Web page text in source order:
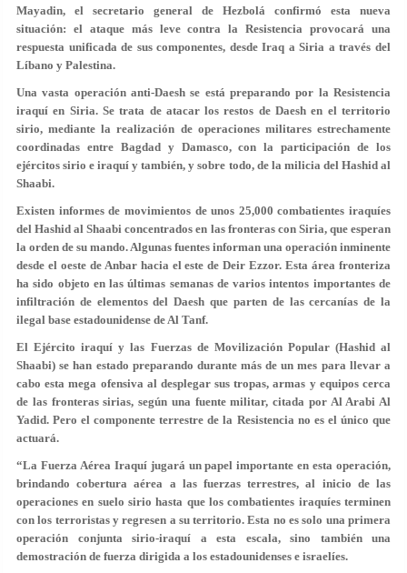
Mayadin, el secretario general de Hezbolá confirmó esta nueva
situación: el ataque más leve contra la Resistencia provocará una
respuesta unificada de sus componentes, desde Iraq a Siria a través del
Líbano y Palestina.
Una vasta operación anti-Daesh se está preparando por la Resistencia
iraquí en Siria. Se trata de atacar los restos de Daesh en el territorio
sirio, mediante la realización de operaciones militares estrechamente
coordinadas entre Bagdad y Damasco, con la participación de los
ejércitos sirio e iraquí y también, y sobre todo, de la milicia del Hashid al
Shaabi.
Existen informes de movimientos de unos 25,000 combatientes iraquíes
del Hashid al Shaabi concentrados en las fronteras con Siria, que esperan
la orden de su mando. Algunas fuentes informan una operación inminente
desde el oeste de Anbar hacia el este de Deir Ezzor. Esta área fronteriza
ha sido objeto en las últimas semanas de varios intentos importantes de
infiltración de elementos del Daesh que parten de las cercanías de la
ilegal base estadounidense de Al Tanf.
El Ejército iraquí y las Fuerzas de Movilización Popular (Hashid al
Shaabi) se han estado preparando durante más de un mes para llevar a
cabo esta mega ofensiva al desplegar sus tropas, armas y equipos cerca
de las fronteras sirias, según una fuente militar, citada por Al Arabi Al
Yadid. Pero el componente terrestre de la Resistencia no es el único que
actuará.
“La Fuerza Aérea Iraquí jugará un papel importante en esta operación,
brindando cobertura aérea a las fuerzas terrestres, al inicio de las
operaciones en suelo sirio hasta que los combatientes iraquíes terminen
con los terroristas y regresen a su territorio. Esta no es solo una primera
operación conjunta sirio-iraquí a esta escala, sino también una
demostración de fuerza dirigida a los estadounidenses e israelíes.